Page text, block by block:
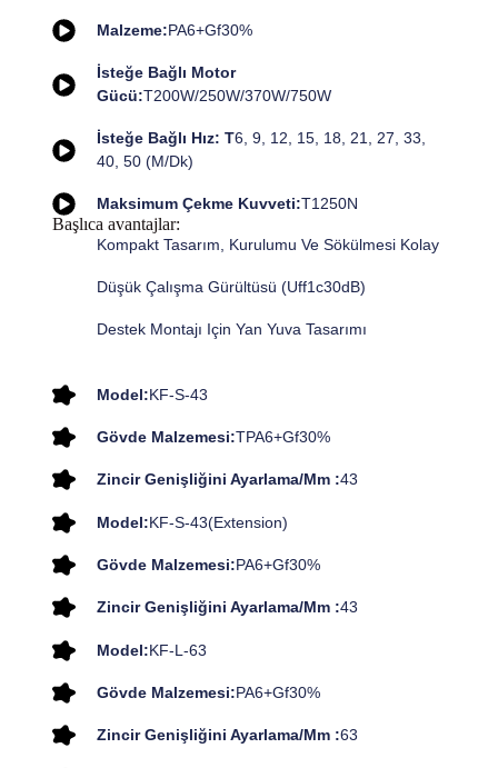
Malzeme:PA6+Gf30%
İsteğe Bağlı Motor
Gücü:T200W/250W/370W/750W
İsteğe Bağlı Hız: T6, 9, 12, 15, 18, 21, 27, 33,
40, 50 (m/dk)
Maksimum Çekme Kuvveti:T1250N
Başlıca avantajlar:
Kompakt Tasarım, Kurulumu Ve Sökülmesi Kolay
Düşük Çalışma Gürültüsü (uff1c30dB)
Destek Montajı Için Yan Yuva Tasarımı
Model:KF-S-43
Gövde Malzemesi:TPA6+Gf30%
Zincir Genişliğini Ayarlama/mm :43
Model:KF-S-43(Extension)
Gövde Malzemesi:PA6+Gf30%
Zincir Genişliğini Ayarlama/mm :43
Model:KF-L-63
Gövde Malzemesi:PA6+Gf30%
Zincir Genişliğini Ayarlama/mm :63